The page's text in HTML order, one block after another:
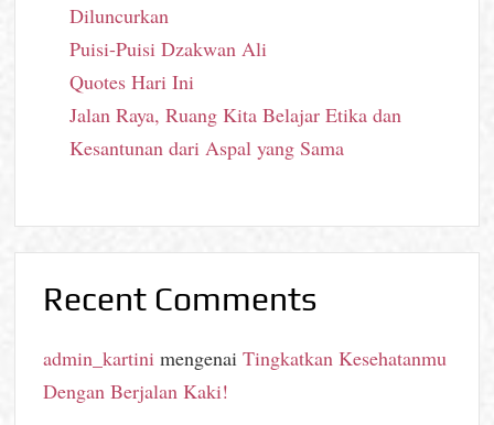
Diluncurkan
Puisi-Puisi Dzakwan Ali
Quotes Hari Ini
Jalan Raya, Ruang Kita Belajar Etika dan
Kesantunan dari Aspal yang Sama
Recent Comments
admin_kartini mengenaiTingkatkan Kesehatanmu
Dengan Berjalan Kaki!